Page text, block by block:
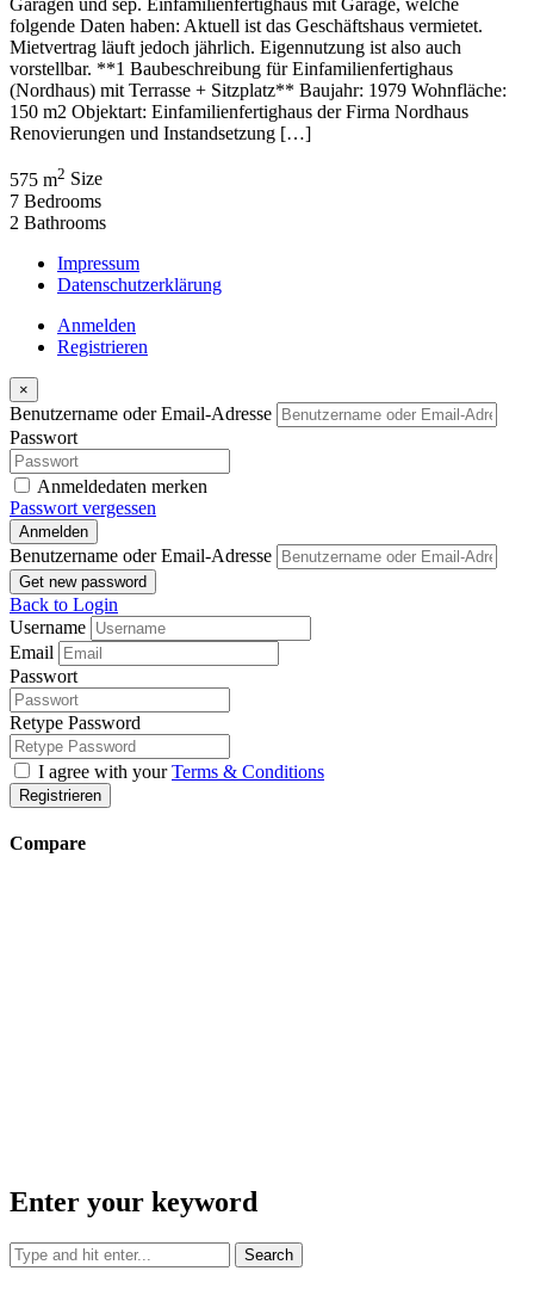
€775.000/ VB
Hauptstraße 324, 51465 Bergisch Gladbach, Deutschland
Mehrfamilienhaus
Taner Coskun
4 Jahren ago
Garagen und sep. Einfamilienfertighaus mit Garage, welche
folgende Daten haben: Aktuell ist das Geschäftshaus vermietet.
Mietvertrag läuft jedoch jährlich. Eigennutzung ist also auch
(Nordhaus) mit Terrasse + Sitzplatz** Baujahr: 1979 Wohnfläche:
150 m2 Objektart: Einfamilienfertighaus der Firma Nordhaus
575 m 2 Size
7 Bedrooms
2 Bathrooms
Impressum
Datenschutzerklärung
Anmelden
Registrieren
×
Benutzername oder Email-Adresse
Passwort
Anmeldedaten merken
Passwort vergessen
Anmelden
Benutzername oder Email-Adresse
Get new password
Back to Login
Username
Passwort